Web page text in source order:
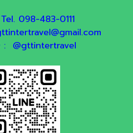
098-483-0111
: @gttintertravel